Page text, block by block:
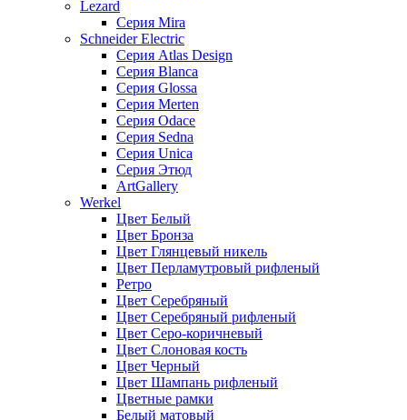
Lezard
Серия Mira
Schneider Electric
Серия Atlas Design
Серия Blanca
Серия Glossa
Серия Merten
Серия Odace
Серия Sedna
Серия Unica
Серия Этюд
ArtGallery
Werkel
Цвет Белый
Цвет Бронза
Цвет Глянцевый никель
Цвет Перламутровый рифленый
Ретро
Цвет Серебряный
Цвет Серебряный рифленый
Цвет Серо-коричневый
Цвет Слоновая кость
Цвет Черный
Цвет Шампань рифленый
Цветные рамки
Белый матовый